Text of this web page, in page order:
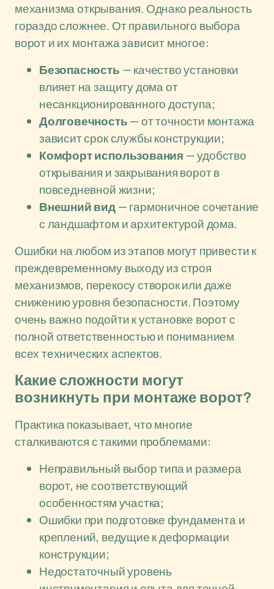
механизма открывания. Однако реальность
гораздо сложнее. От правильного выбора
ворот и их монтажа зависит многое:
Безопасность — качество установки
влияет на защиту дома от
несанкционированного доступа;
Долговечность— от точности монтажа
зависит срок службы конструкции;
Комфорт использования — удобство
открывания и закрывания ворот в
повседневной жизни;
Внешний вид— гармоничное сочетание
с ландшафтом и архитектурой дома.
Ошибки на любом из этапов могут привести к
преждевременному выходу из строя
механизмов, перекосу створок или даже
снижению уровня безопасности. Поэтому
очень важно подойти к установке ворот с
полной ответственностью и пониманием
всех технических аспектов.
Какие сложности могут
возникнуть при монтаже ворот?
Практика показывает, что многие
сталкиваются с такими проблемами:
Неправильный выбор типа и размера
ворот, не соответствующий
особенностям участка;
Ошибки при подготовке фундамента и
креплений, ведущие к деформации
конструкции;
Недостаточный уровень